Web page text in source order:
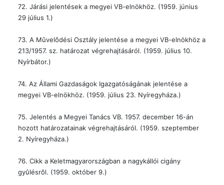
72. Járási jelentések a megyei VB-elnökhöz. (1959. június
29 július 1.)
73. A Mûvelõdési Osztály jelentése a megyei VB-elnökhöz a
213/1957. sz. határozat végrehajtásáról. (1959. július 10.
Nyírbátor.)
74. Az Állami Gazdaságok Igazgatóságának jelentése a
megyei VB-elnökhöz. (1959. július 23. Nyíregyháza.)
75. Jelentés a Megyei Tanács VB. 1957. december 16-án
hozott határozatainak végrehajtásáról. (1959. szeptember
2. Nyíregyháza.)
76. Cikk a Keletmagyarországban a nagykállói cigány
gyûlésrõl. (1959. október 9.)